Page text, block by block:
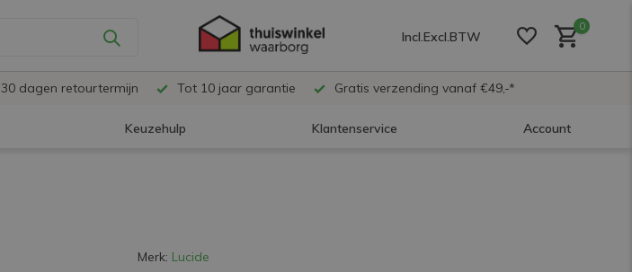
Incl.Excl.BTW
0
30 dagen retourtermijn Tot 10 jaar garantie Gratis verzending vanaf €49,-*
Keuzehulp Klantenservice Account
Merk: Lucide